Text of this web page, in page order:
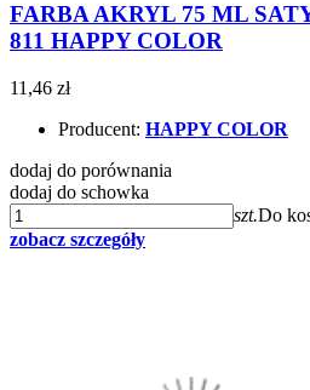
FARBA AKRYL 75 ML
811 HAPPY COLOR
11,46 zł
Producent: HAPPY COLOR
dodaj do porównania
dodaj do schowka
szt.Do
zobacz szczegóły